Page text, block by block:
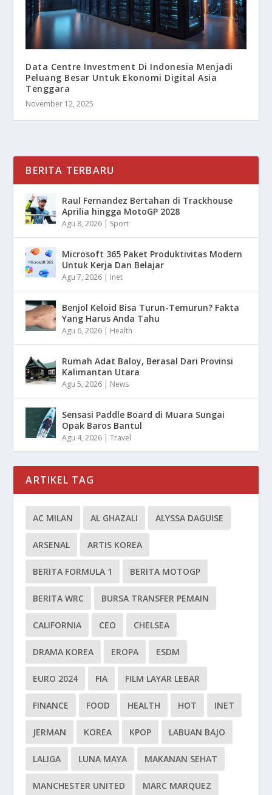
Data Centre Investment Di Indonesia Menjadi
Peluang Besar Untuk Ekonomi Digital Asia
Tenggara
November 12, 2025
BERITA TERBARU
Raul Fernandez Bertahan di Trackhouse
Aprilia hingga MotoGP 2028
Agu 8, 2026 | Sport
Microsoft 365 Paket Produktivitas Modern
Untuk Kerja Dan Belajar
Agu 7, 2026 | Inet
Benjol Keloid Bisa Turun-Temurun? Fakta
Yang Harus Anda Tahu
Agu 6, 2026 | Health
Rumah Adat Baloy, Berasal Dari Provinsi
Kalimantan Utara
Agu 5, 2026 | News
Sensasi Paddle Board di Muara Sungai
Opak Baros Bantul
Agu 4, 2026 |Travel
ARTIKEL TAG
AC MILAN AL GHAZALI ALYSSA DAGUISE
ARSENAL ARTIS KOREA
BERITA FORMULA 1 BERITA MOTOGP
BERITA WRC BURSA TRANSFER PEMAIN
CALIFORNIA CEO CHELSEA
DRAMA KOREA EROPA ESDM
EURO 2024 FIA FILM LAYAR LEBAR
FINANCE FOOD HEALTH HOT INET
JERMAN KOREA KPOP LABUAN BAJO
LALIGA LUNA MAYA MAKANAN SEHAT
MANCHESTER UNITED MARC MARQUEZ